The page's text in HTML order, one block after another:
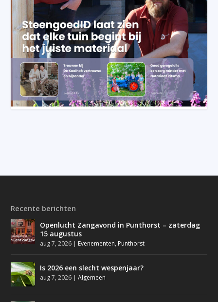
Recente berichten
Openlucht Zangavond in Punthorst – zaterdag
15 augustus
aug 7, 2026 Evenementen, Punthorst
Is 2026 een slecht wespenjaar?
aug 7, 2026 |Algemeen